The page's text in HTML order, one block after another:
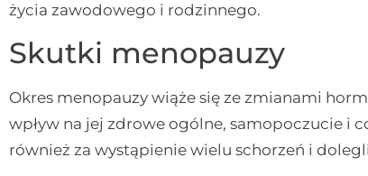
życia zawodowego i rodzinnego.
Skutki menopauzy
Okres menopauzy wiąże się ze zmianami
wpływ na jej zdrowe ogólne, samopoczucie i
również za wystąpienie wielu schorzeń i